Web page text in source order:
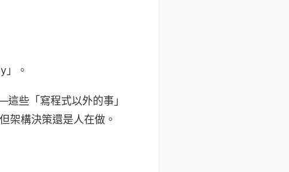
。
些「寫程式以外的事」
架構決策還是人在做。